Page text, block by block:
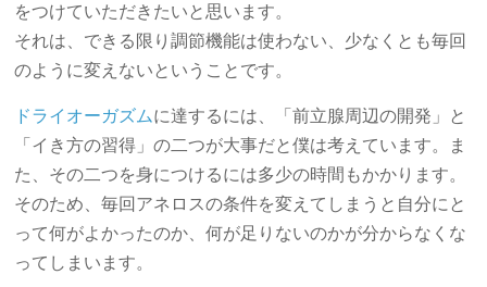
をつけていただきたいと思います。
それは、できる限り調節機能は使わない、少なくとも毎回
のように変えないということです。
ドライオーガズムに達するには、「前立腺周辺の開発」と
「イき方の習得」の二つが大事だと僕は考えています。ま
た、その二つを身につけるには多少の時間もかかります。
そのため、毎回アネロスの条件を変えてしまうと自分にと
って何がよかったのか、何が足りないのかが分からなくな
ってしまいます。